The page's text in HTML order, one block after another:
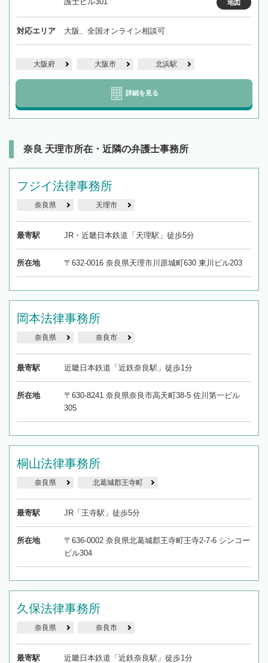
地図
対応エリア 大阪、全国オンライン相談可
大阪府 大阪市 北浜駅
詳細を見る
奈良 天理市所在・近隣の弁護士事務所
フジイ法律事務所
奈良県 天理市
最寄駅 JR・近畿日本鉄道「天理駅」徒歩5分
所在地 〒632-0016 奈良県天理市川原城町630 東川ビル203
岡本法律事務所
奈良県 奈良市
最寄駅 近畿日本鉄道「近鉄奈良駅」徒歩1分
所在地
〒630-8241 奈良県奈良市高天町38-5 佐川第一ビル
305
桐山法律事務所
奈良県 北葛城郡王寺町
最寄駅 JR「王寺駅」徒歩5分
所在地
〒636-0002 奈良県北葛城郡王寺町王寺2-7-6 シンコー
ビル304
久保法律事務所
奈良県 奈良市
最寄駅 近畿日本鉄道「近鉄奈良駅」徒歩1分